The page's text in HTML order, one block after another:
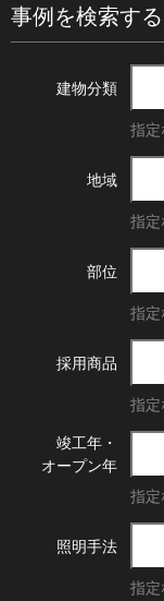
事例を検索する
建物分類
指定
地域
指定
部位
指定
採用商品
指定
竣工年・
オープン年
指定
照明手法
指定